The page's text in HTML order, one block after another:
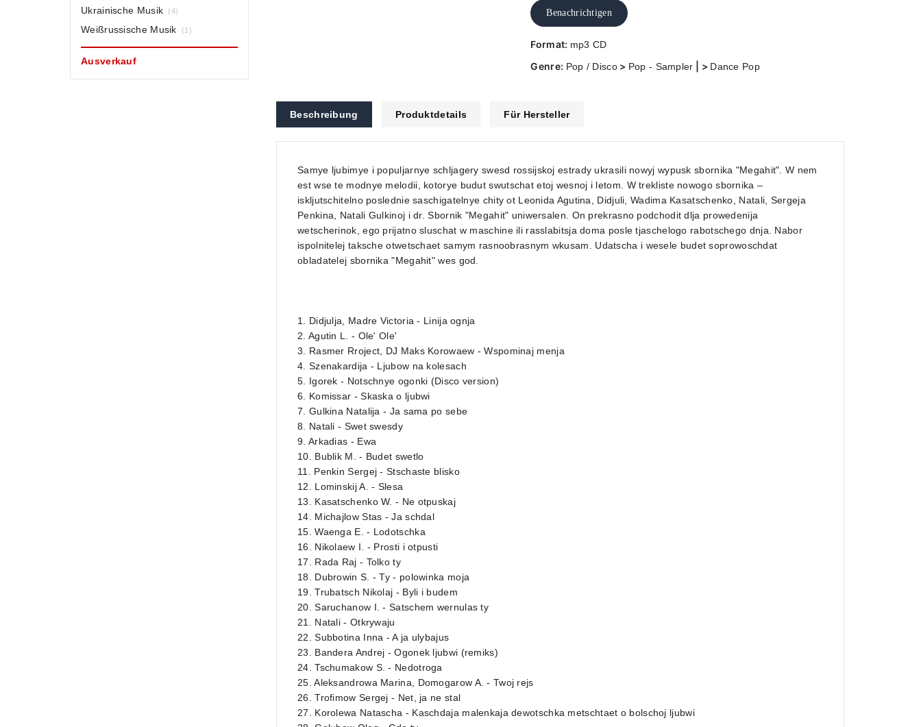
Benachrichtigen
Format: mp3 CD
Genre: Pop / Disco> Pop - Sampler | > Dance Pop
Beschreibung Produktdetails Für Hersteller
Samye ljubimye i populjarnye schljagery swesd rossijskoj estrady ukrasili nowyj wypusk sbornika "Megahit". W nem
est wse te modnye melodii, kotorye budut swutschat etoj wesnoj i letom. W trekliste nowogo sbornika –
iskljutschitelno poslednie saschigatelnye chity ot Leonida Agutina, Didjuli, Wadima Kasatschenko, Natali, Sergeja
Penkina, Natali Gulkinoj i dr. Sbornik "Megahit" uniwersalen. On prekrasno podchodit dlja prowedenija
wetscherinok, ego prijatno sluschat w maschine ili rasslabitsja doma posle tjaschelogo rabotschego dnja. Nabor
ispolnitelej taksche otwetschaet samym rasnoobrasnym wkusam. Udatscha i wesele budet soprowoschdat
obladatelej sbornika "Megahit" wes god.
1. Didjulja, Madre Victoria - Linija ognja
2. Agutin L. - Ole' Ole'
3. Rasmer Rroject, DJ Maks Korowaew - Wspominaj menja
4. Szenakardija - Ljubow na kolesach
5. Igorek - Notschnye ogonki (Disco version)
6. Komissar - Skaska o ljubwi
7. Gulkina Natalija - Ja sama po sebe
8. Natali - Swet swesdy
9. Arkadias - Ewa
10. Bublik M. - Budet swetlo
11. Penkin Sergej - Stschaste blisko
12. Lominskij A. - Slesa
13. Kasatschenko W. - Ne otpuskaj
14. Michajlow Stas - Ja schdal
15. Waenga E. - Lodotschka
16. Nikolaew I. - Prosti i otpusti
17. Rada Raj - Tolko ty
18. Dubrowin S. - Ty - polowinka moja
19. Trubatsch Nikolaj - Byli i budem
20. Saruchanow I. - Satschem wernulas ty
21. Natali - Otkrywaju
22. Subbotina Inna - A ja ulybajus
23. Bandera Andrej - Ogonek ljubwi (remiks)
24. Tschumakow S. - Nedotroga
25. Aleksandrowa Marina, Domogarow A. - Twoj rejs
26. Trofimow Sergej - Net, ja ne stal
27. Korolewa Natascha - Kaschdaja malenkaja dewotschka metschtaet o bolschoj ljubwi
Ukrainische Musik (4)
Weißrussische Musik (1)
Ausverkauf